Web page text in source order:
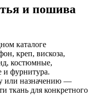
и пошива
каталоге
креп, вискоза,
костюмные,
и фурнитура.
или назначению —
ткань для конкретного